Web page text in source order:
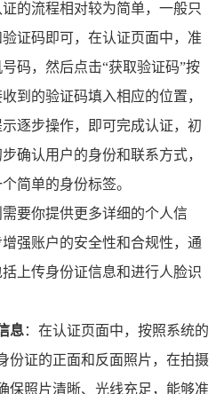
证的流程相对较为简单，一般只
证码即可，在认证页面中，准
码，然后点击“获取验证码”按
到的验证码填入相应的位置，
逐步操作，即可完成认证，初
确认用户的身份和联系方式，
简单的身份标签。
需要你提供更多详细的个人信
强账户的安全性和合规性，通
上传身份证信息和进行人脸识
息：在认证页面中，按照系统的
份证的正面和反面照片，在拍摄
保照片清晰、光线充足，能够准